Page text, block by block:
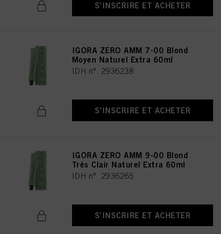
S’INSCRIRE ET ACHETER
IGORA ZERO AMM 7-00 Blond
Moyen Naturel Extra 60ml
IDH n° 2936238
S’INSCRIRE ET ACHETER
IGORA ZERO AMM 9-00 Blond
Très Clair Naturel Extra 60ml
IDH n° 2936265
S’INSCRIRE ET ACHETER